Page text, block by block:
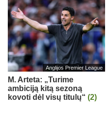
Anglijos Premier League
M. Arteta: „Turime
ambiciją kitą sezoną
kovoti dėl visų titulų“ (2)